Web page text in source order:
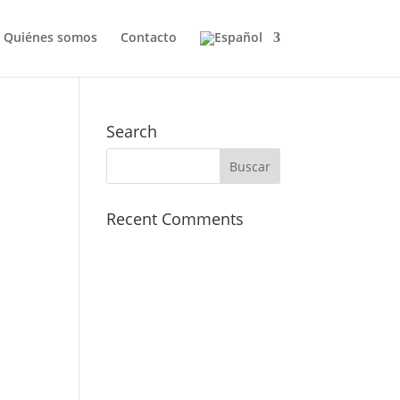
Quiénes somos Contacto
Search
Recent Comments